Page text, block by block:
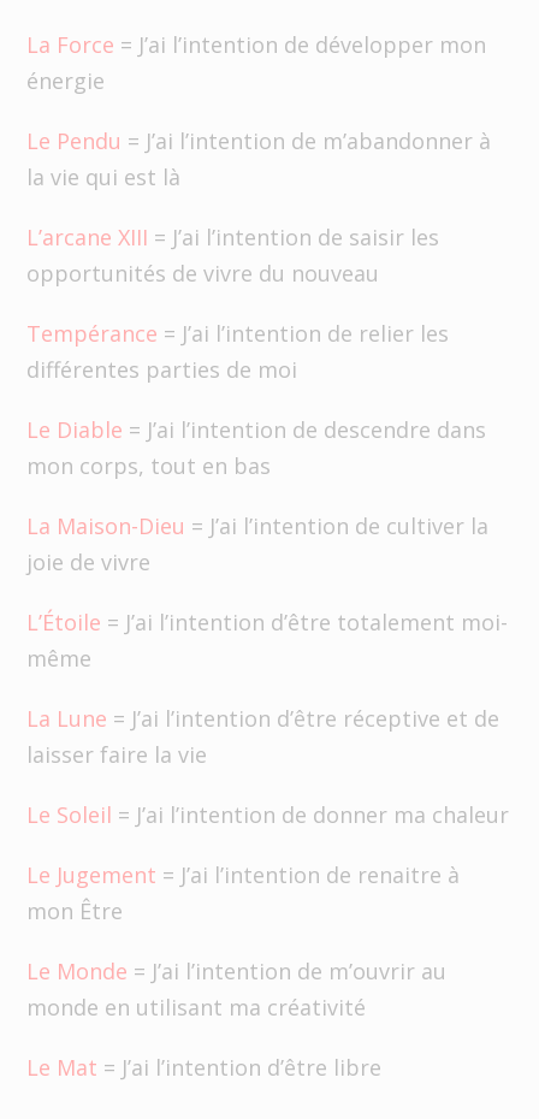
La Force = J’ai l’intention de développer mon
énergie
Le Pendu = J’ai l’intention de m’abandonner à
la vie qui est là
L’arcane XIII = J’ai l’intention de saisir les
opportunités de vivre du nouveau
Tempérance = J’ai l’intention de relier les
différentes parties de moi
Le Diable = J’ai l’intention de descendre dans
mon corps, tout en bas
La Maison-Dieu = J’ai l’intention de cultiver la
joie de vivre
L’Étoile = J’ai l’intention d’être totalement moi-
même
La Lune = J’ai l’intention d’être réceptive et de
laisser faire la vie
Le Soleil = J’ai l’intention de donner ma chaleur
Le Jugement = J’ai l’intention de renaitre à
mon Être
Le Monde = J’ai l’intention de m’ouvrir au
monde en utilisant ma créativité
Le Mat = J’ai l’intention d’être libre